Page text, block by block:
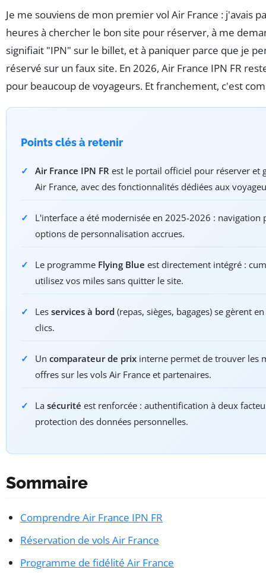
Je me souviens de mon premier vol Air France : j'avais
heures à chercher le bon site pour réserver, à me
signifiait "IPN" sur le billet, et à paniquer parce que je
réservé sur un faux site. En 2026, Air France IPN FR
pour beaucoup de voyageurs. Et franchement, c'est
Points clés à retenir
Air France IPN FR est le portail officiel pour réserver et
Air France, avec des fonctionnalités dédiées aux
L'interface a été modernisée en 2025-2026 : navigation
options de personnalisation accrues.
Le programme Flying Blue est directement intégré :
utilisez vos miles sans quitter le site.
Les services à bord (repas, sièges, bagages) se gèrent
clics.
Un comparateur de prix interne permet de trouver les
offres sur les vols Air France et partenaires.
La sécurité est renforcée : authentification à deux
protection des données personnelles.
Sommaire
Comprendre Air France IPN FR
Réservation de vols Air France
Programme de fidélité Air France